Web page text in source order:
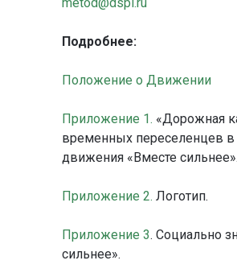
Подробнее:
Положение о Движении
Приложение 1. «Дорожная
временных переселенцев в
движения «Вместе сильнее».
Приложение 2. Логотип.
Приложение 3. Социально
сильнее».